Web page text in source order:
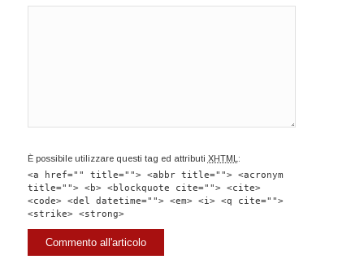
È possibile utilizzare questi tag ed attributi XHTML :
<a href="" title=""> <abbr title=""> <acronym
title=""> <b> <blockquote cite=""> <cite>
<code> <del datetime=""> <em> <i> <q cite="">
<strike> <strong>